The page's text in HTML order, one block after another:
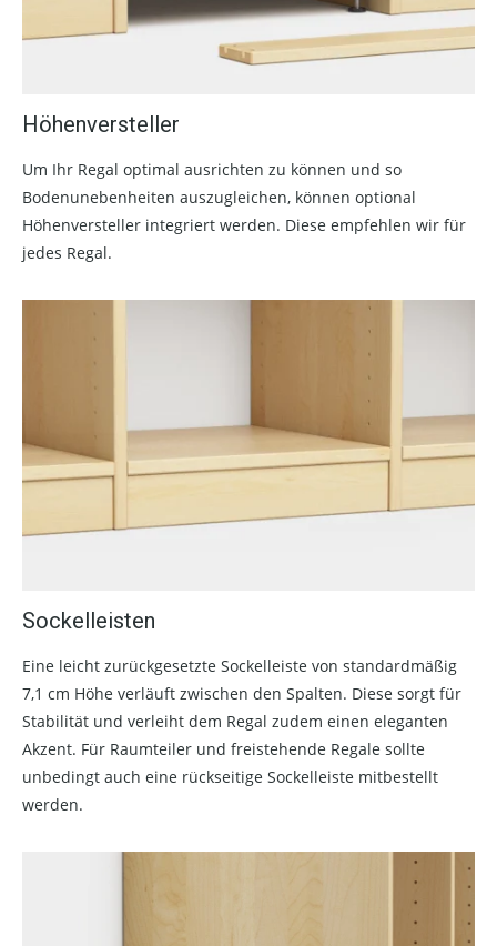
Höhenversteller
Um Ihr Regal optimal ausrichten zu können und so
Bodenunebenheiten auszugleichen, können optional
Höhenversteller integriert werden. Diese empfehlen wir für
jedes Regal.
Sockelleisten
Eine leicht zurückgesetzte Sockelleiste von standardmäßig
7,1 cm Höhe verläuft zwischen den Spalten. Diese sorgt für
Stabilität und verleiht dem Regal zudem einen eleganten
Akzent. Für Raumteiler und freistehende Regale sollte
unbedingt auch eine rückseitige Sockelleiste mitbestellt
werden.